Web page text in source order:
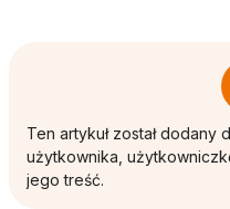
Ten artykuł został
użytkownika,
jego treść.